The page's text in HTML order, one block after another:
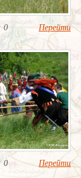
0 Перейти
0 Перейти